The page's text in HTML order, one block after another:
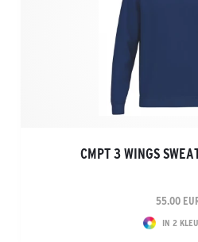
CMPT 3 WINGS
55.00
IN 2